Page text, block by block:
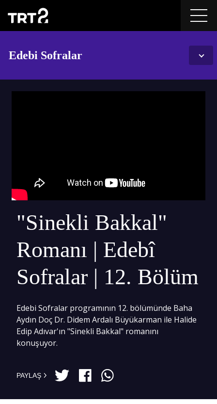
Edebi Sofralar
"Sinekli Bakkal"
Romanı | Edebî
Sofralar | 12. Bölüm
Edebi Sofralar programının 12. bölümünde Baha
Aydın Doç Dr. Didem Ardalı Büyükarman ile Halide
Edip Adıvar'ın "Sinekli Bakkal" romanını
konuşuyor.
PAYLAŞ